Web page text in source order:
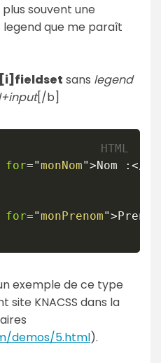
souvent une
que me paraît
[i]fieldset sans legend
[/b]
for="monNom">Nom : </
for="monPrenom">
exemple de ce type
site KNACSS dans la
demos/5.html).